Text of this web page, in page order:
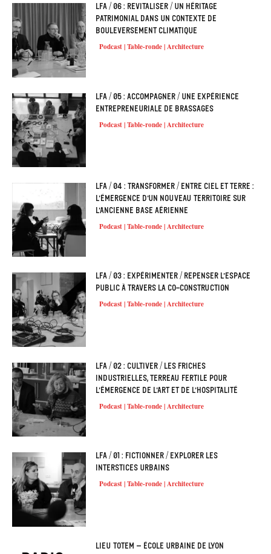
LFA / 06 : Revitaliser / Un héritage
patrimonial dans un contexte de
bouleversement climatique
Podcast | Table-ronde | Architecture
LFA / 05 : Accompagner / Une expérience
entrepreneuriale de brassages
Podcast | Table-ronde | Architecture
LFA / 04 : Transformer / Entre ciel et terre :
l’émergence d’un nouveau territoire sur
l’ancienne base aérienne
Podcast | Table-ronde | Architecture
LFA / 03 : Expérimenter / Repenser l’espace
public à travers la co-construction
Podcast | Table-ronde | Architecture
LFA / 02 : Cultiver / Les friches
industrielles, terreau fertile pour
l’émergence de l’art et de l’hospitalité
Podcast | Table-ronde | Architecture
LFA / 01 : Fictionner / Explorer les
interstices urbains
Podcast | Table-ronde | Architecture
Lieu Totem – École urbaine de Lyon